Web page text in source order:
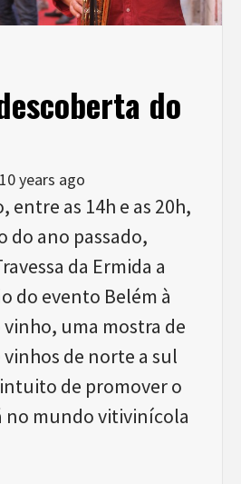
do
10 years ago
entre as 14h e as 20h,
do ano passado,
da Ermida a
do evento Belém à
uma mostra de
de norte a sul
de promover o
no mundo vitivinícola